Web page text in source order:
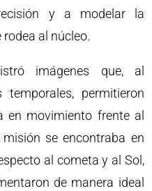
y a modelar la
al núcleo.
imágenes que, al
temporales, permitieron
movimiento frente al
se encontraba en
al cometa y al Sol,
de manera ideal